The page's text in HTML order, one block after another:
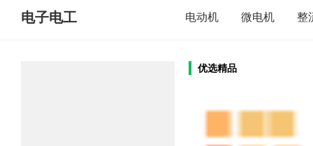
电子电工 电动机 微电机 整
优选精品